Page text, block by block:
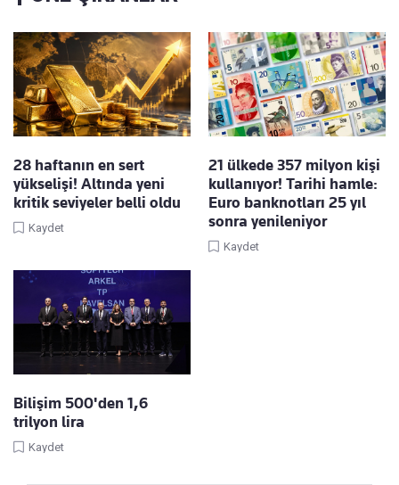
28 haftanın en sert
yükselişi! Altında yeni
kritik seviyeler belli oldu
Kaydet
21 ülkede 357 milyon kişi
kullanıyor! Tarihi hamle:
Euro banknotları 25 yıl
sonra yenileniyor
Kaydet
Bilişim 500'den 1,6
trilyon lira
Kaydet